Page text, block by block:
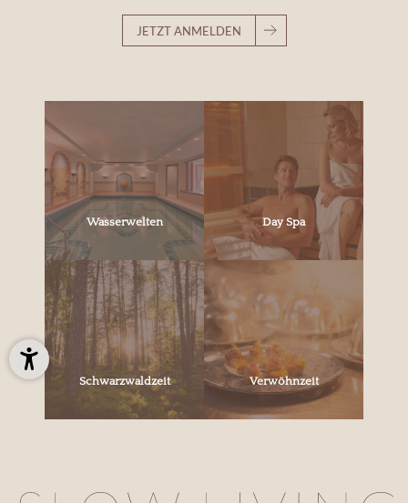
JETZT ANMELDEN
Wasserwelten Day Spa
Schwarzwaldzeit Verwöhnzeit